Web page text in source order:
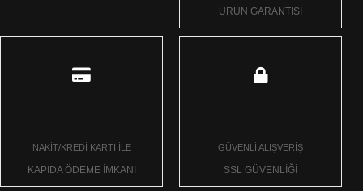
ÜRÜN GARANTİSİ
NAKİT/KREDİ KARTI İLE
KAPIDA ÖDEME İMKANI
GÜVENLİ ALIŞVERİŞ
SSL GÜVENLİĞİ